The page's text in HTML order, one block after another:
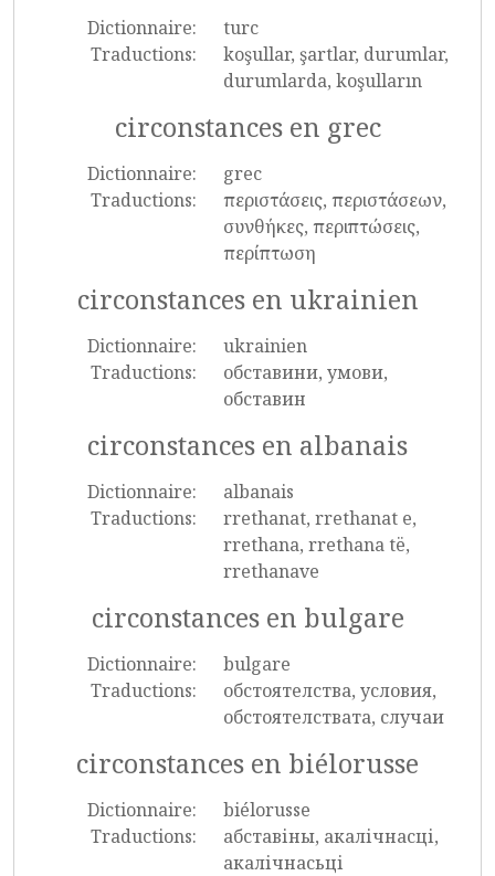
Dictionnaire:
turc
Traductions:
koşullar, şartlar, durumlar,
durumlarda, koşulların
circonstances en grec
Dictionnaire:
grec
Traductions:
περιστάσεις, περιστάσεων,
συνθήκες, περιπτώσεις,
περίπτωση
circonstances en ukrainien
Dictionnaire:
ukrainien
Traductions:
обставини, умови,
обставин
circonstances en albanais
Dictionnaire:
albanais
Traductions:
rrethanat, rrethanat e,
rrethana, rrethana të,
rrethanave
circonstances en bulgare
Dictionnaire:
bulgare
Traductions:
обстоятелства, условия,
обстоятелствата, случаи
circonstances en biélorusse
Dictionnaire:
biélorusse
Traductions:
абставіны, акалічнасці,
акалічнасьці